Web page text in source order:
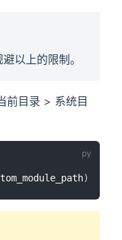
以上的限制。
前目录 > 系统目
)